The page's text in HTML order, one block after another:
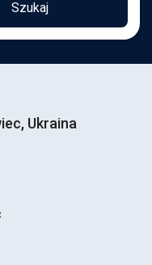
Szukaj
Ukraina